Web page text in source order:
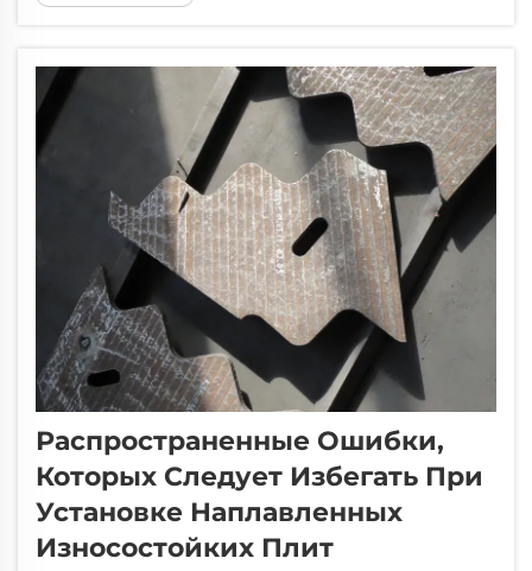
карбида хрома (CCO) состоят из
толщиной 3–5 мм из карбида хрома...
Распространенные Ошибки,
Которых Следует Избегать При
Установке Наплавленных
Износостойких Плит